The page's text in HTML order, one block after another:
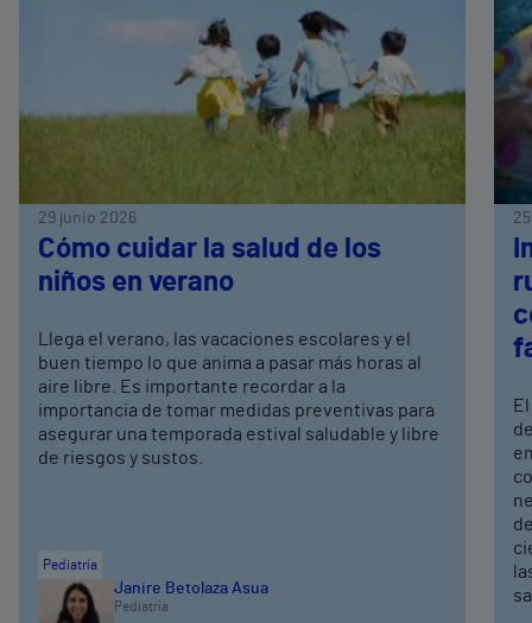
29 junio 2026
Cómo cuidar la salud de los
niños en verano
Llega el verano, las vacaciones escolares y el
buen tiempo lo que anima a pasar más horas al
aire libre. Es importante recordar a la
importancia de tomar medidas preventivas para
asegurar una temporada estival saludable y libre
de riesgos y sustos.
Pediatría
Janire Betolaza Asua
Pediatría